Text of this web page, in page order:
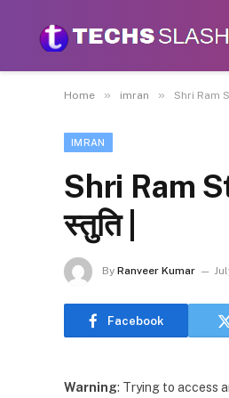
Home » imran » Shri Ram
IMRAN
Shri Ram
स्तुति |
By Ranveer Kumar
Facebook
Warning: Trying to access